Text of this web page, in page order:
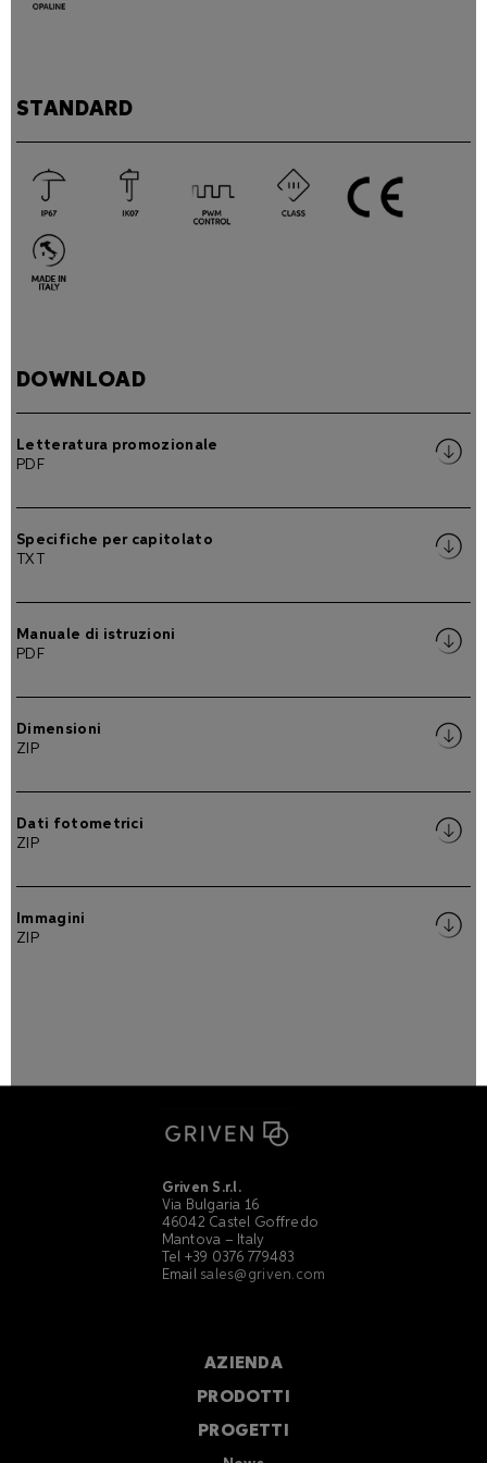
STANDARD
DOWNLOAD
Letteratura promozionale
PDF
Specifiche per capitolato
TXT
Manuale di istruzioni
PDF
Dimensioni
ZIP
Dati fotometrici
ZIP
Immagini
ZIP
Griven S.r.l.
Via Bulgaria 16
46042 Castel Goffredo
Mantova – Italy
Tel +39 0376 779483
Email sales@griven.com
AZIENDA
PRODOTTI
PROGETTI